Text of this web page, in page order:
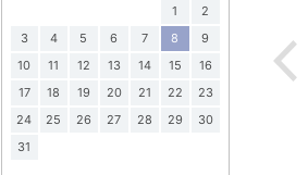
1
2
3
4 5 6 7 8
9
10
11 12 13 14 15
16
17
18 19 20 21 22
23
24
25 26 27 28 29
30
31